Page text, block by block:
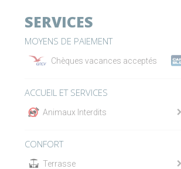
SERVICES
MOYENS DE PAIEMENT
Chèques vacances acceptés
ACCUEIL ET SERVICES
Animaux Interdits
CONFORT
Terrasse